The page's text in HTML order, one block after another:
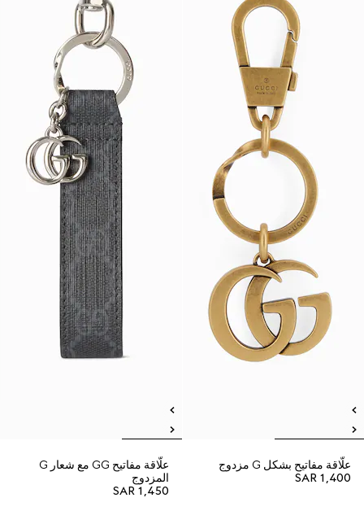
علّاقة مفاتيح بشكل G مزدوج
SAR 1,400
علّاقة مفاتيح GG مع شعار G
المزدوج
SAR 1,450